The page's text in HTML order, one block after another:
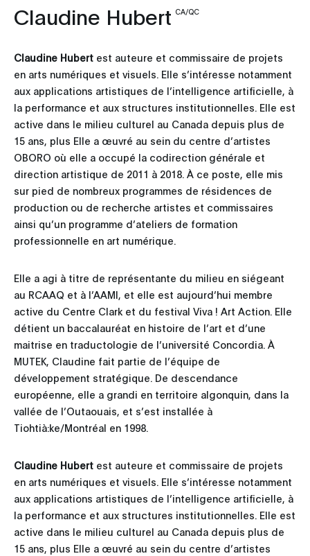
Claudine Hubert CA/QC
Claudine Hubert est auteure et commissaire de projets
en arts numériques et visuels. Elle s’intéresse notamment
aux applications artistiques de l’intelligence artificielle, à
la performance et aux structures institutionnelles. Elle est
active dans le milieu culturel au Canada depuis plus de
15 ans, plus Elle a œuvré au sein du centre d’artistes
OBORO où elle a occupé la codirection générale et
direction artistique de 2011 à 2018. À ce poste, elle mis
sur pied de nombreux programmes de résidences de
production ou de recherche artistes et commissaires
ainsi qu’un programme d’ateliers de formation
professionnelle en art numérique.
Elle a agi à titre de représentante du milieu en siégeant
au RCAAQ et à l’AAMI, et elle est aujourd’hui membre
active du Centre Clark et du festival Viva ! Art Action. Elle
détient un baccalauréat en histoire de l’art et d’une
maitrise en traductologie de l’université Concordia. À
MUTEK, Claudine fait partie de l’équipe de
développement stratégique. De descendance
européenne, elle a grandi en territoire algonquin, dans la
vallée de l’Outaouais, et s’est installée à
Tiohtià:ke/Montréal en 1998.
Claudine Hubert est auteure et commissaire de projets
en arts numériques et visuels. Elle s’intéresse notamment
aux applications artistiques de l’intelligence artificielle, à
la performance et aux structures institutionnelles. Elle est
active dans le milieu culturel au Canada depuis plus de
15 ans, plus Elle a œuvré au sein du centre d’artistes